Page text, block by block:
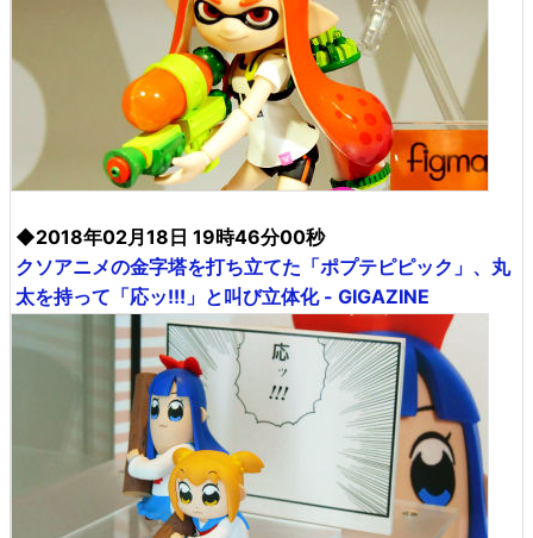
◆2018年02月18日 19時46分00秒
クソアニメの金字塔を打ち立てた「ポプテピピック」、丸
太を持って「応ッ!!!」と叫び立体化 - GIGAZINE